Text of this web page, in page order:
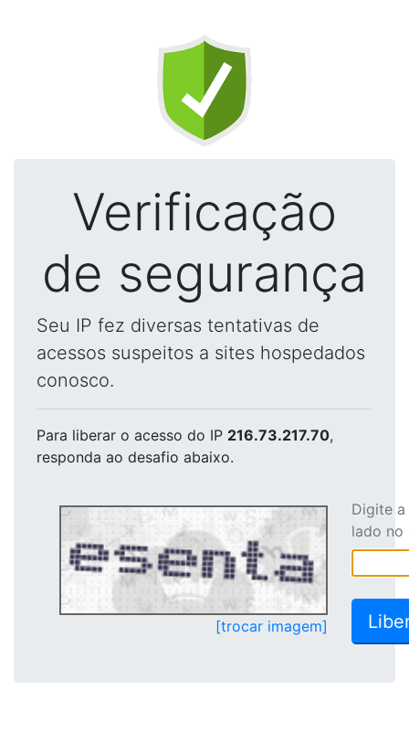
Verificação
de segurança
Seu IP fez diversas tentativas de
acessos suspeitos a sites hospedados
conosco.
Para liberar o acesso do IP 216.73.217.70,
responda ao desafio abaixo.
[trocar imagem]
Digite
lado no